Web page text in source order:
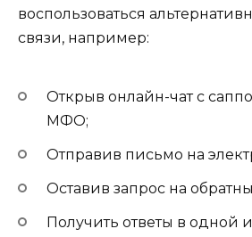
воспользоваться
связи, например:
Открыв онлайн-чат с
МФО;
Отправив письмо на
Оставив запрос на
Получить ответы в одной